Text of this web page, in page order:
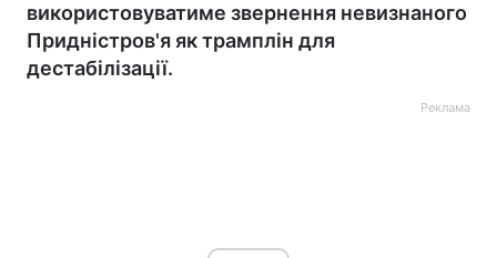
використовуватиме звернення невизнаного
Придністров'я як трамплін для
дестабілізації.
Реклама